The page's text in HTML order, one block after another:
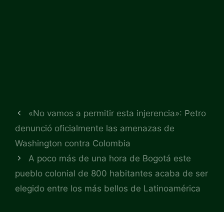
«No vamos a permitir esta injerencia»: Petro
denunció oficialmente las amenazas de
Washington contra Colombia
A poco más de una hora de Bogotá este
pueblo colonial de 800 habitantes acaba de ser
elegido entre los más bellos de Latinoamérica